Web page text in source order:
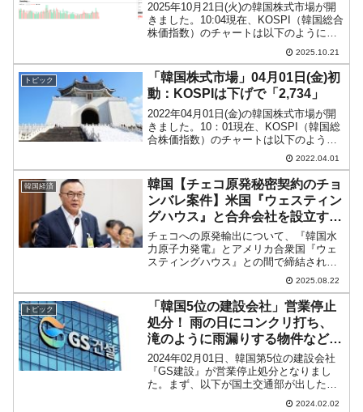
2025年10月21日(火)の韓国株式市場が開
きました。10:04現在、KOSPI（韓国総合
株価指数）のチャートは以下のようにな
『Investing.com』より引用）。ギャップ
アップして始まりました。KOSPIは「3...
2025.10.21
トピック
「韓国株式市場」04月01日(金)初
動：KOSPIは下げで「2,734」
2022年04月01日(金)の韓国株式市場が開
きました。10：01現在、KOSPI（韓国総
合株価指数）のチャートは以下のように
『Investing.com』より引用）。下げて始
まり、現在のところ陰線です。KOSPI
は...
2022.04.01
韓国経済
韓国【チェコ原発秘密契約のチョ
ンバレ案件】米国『ウェスティン
グハウス』と合弁会社を設立す
る！ すぐ署名だ⇒大嘘でした。
チェコへの原発輸出について、『韓国水
力原子力発電』とアメリカ合衆国『ウェ
スティングハウス』との間で締結された
秘密契約がチョンバレした件が、韓国内
で波紋を広げています。2025年08月19
日、産業通商資源中小ベンチャー企業委
員会全体会議が開催...
2025.08.22
トピック
「韓国5位の建設会社」営業停止
処分！ 雨の日にコンクリ打ち、
滝のように雨漏りする物件など施
工「売上76％が飛びそうな危機」
2024年02月01日、韓国第5位の建設会社
『GS建設』が営業停止処分となりまし
た。まず、以下が国土交通部が出したプ
レスリリースです（面倒くさい方は強調
2024.02.02